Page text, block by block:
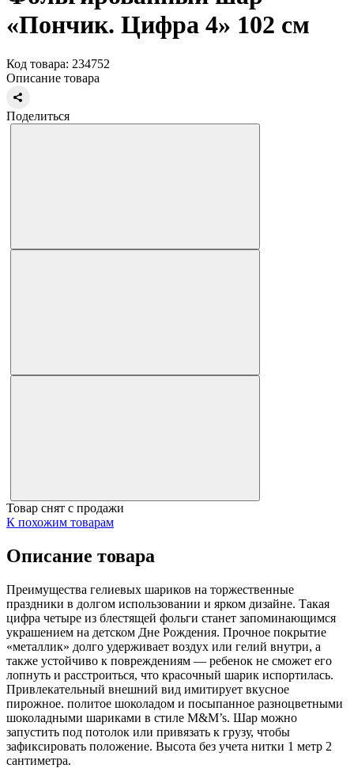
«Пончик. Цифра 4» 102 см
Код товара: 234752
Описание товара
Поделиться
Товар снят с продажи
К похожим товарам
Описание товара
Преимущества гелиевых шариков на торжественные
праздники в долгом использовании и ярком дизайне. Такая
цифра четыре из блестящей фольги станет запоминающимся
украшением на детском Дне Рождения. Прочное покрытие
«металлик» долго удерживает воздух или гелий внутри, а
также устойчиво к повреждениям — ребенок не сможет его
лопнуть и расстроиться, что красочный шарик испортилась.
Привлекательный внешний вид имитирует вкусное
пирожное. политое шоколадом и посыпанное разноцветными
шоколадными шариками в стиле M&M’s. Шар можно
запустить под потолок или привязать к грузу, чтобы
зафиксировать положение. Высота без учета нитки 1 метр 2
сантиметра.